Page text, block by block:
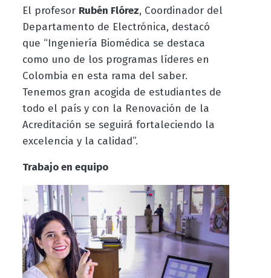
El profesor Rubén Flórez, Coordinador del
Departamento de Electrónica, destacó
que “Ingeniería Biomédica se destaca
como uno de los programas líderes en
Colombia en esta rama del saber.
Tenemos gran acogida de estudiantes de
todo el país y con la Renovación de la
Acreditación se seguirá fortaleciendo la
excelencia y la calidad”.
Trabajo en equipo